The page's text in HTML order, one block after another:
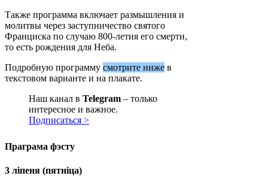
Также программа включает размышления и
молитвы через заступничество святого
Франциска по случаю 800-летия его смерти,
то есть рождения для Неба.
Подробную программу смотрите ниже в
текстовом варианте и на плакате.
Наш канал в Telegram – только
интересное и важное.
Подписаться >
Праграма фэсту
3 ліпеня (пятніца)